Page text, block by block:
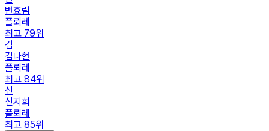
변효림
플뢰레
최고 79위
김
김나현
플뢰레
최고 84위
신
신지희
플뢰레
최고 85위